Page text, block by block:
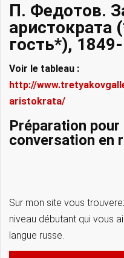
П. Федотов.
аристократа
гость*),
Voir le tableau :
http://
aristokrata/
Préparation
conversation en
Sur mon site vous
niveau débutant qui vous
langue russe.